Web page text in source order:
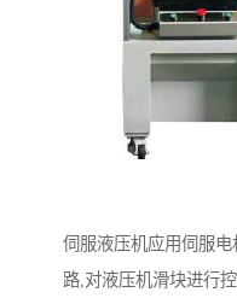
伺服液压机应用伺服
路,对液压机滑块进行